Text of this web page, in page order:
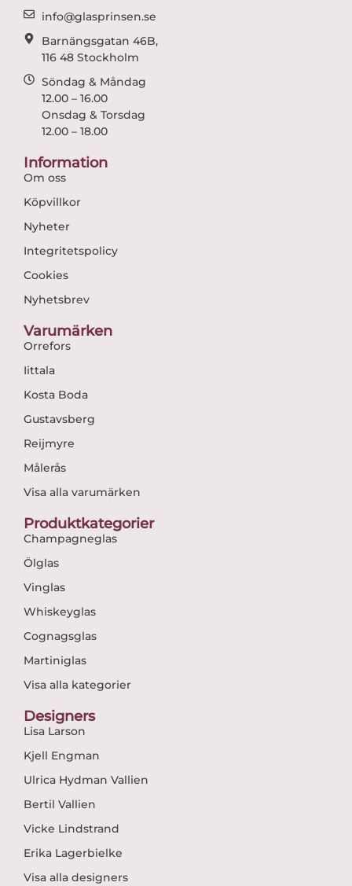
info@glasprinsen.se
Barnängsgatan 46B,
116 48 Stockholm
Söndag & Måndag
12.00 – 16.00
Onsdag & Torsdag
12.00 – 18.00
Information
Om oss
Köpvillkor
Nyheter
Integritetspolicy
Cookies
Nyhetsbrev
Varumärken
Orrefors
Iittala
Kosta Boda
Gustavsberg
Reijmyre
Målerås
Visa alla varumärken
Produktkategorier
Champagneglas
Ölglas
Vinglas
Whiskeyglas
Cognagsglas
Martiniglas
Visa alla kategorier
Designers
Lisa Larson
Kjell Engman
Ulrica Hydman Vallien
Bertil Vallien
Vicke Lindstrand
Erika Lagerbielke
Visa alla designers